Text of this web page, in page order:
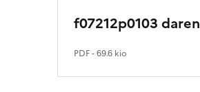
f07212p0103
PDF- 69.6 kio